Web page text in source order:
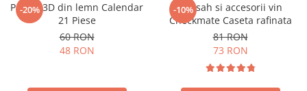
-20%
Puzzle 3D din lemn Calendar
21 Piese
60 RON
48 RON
-10%
Set sah si accesorii vin
Checkmate Caseta rafinata
81 RON
73 RON